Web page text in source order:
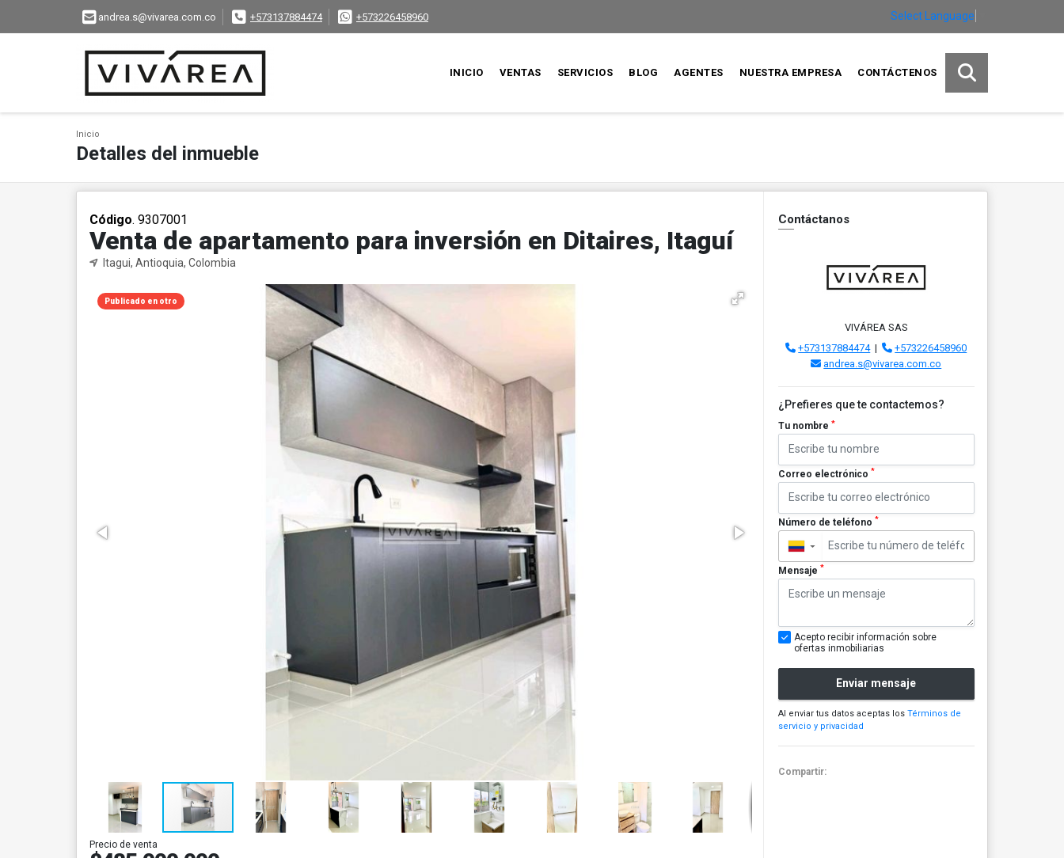
andrea.s@vivarea.com.co +573137884474 +573226458960 Select Language
INICIO VENTAS SERVICIOS BLOG AGENTES NUESTRA EMPRESA CONTÁCTENOS
Inicio
Detalles del inmueble
Código. 9307001
Venta de apartamento para inversión en Ditaires, Itaguí
Itagui, Antioquia, Colombia
Publicado en otro
Precio de venta
Contáctanos
VIVÁREA SAS
+573137884474|
+573226458960
andrea.s@vivarea.com.co
¿Prefieres que te contactemos?
Tu nombre *
Correo electrónico *
Número de teléfono *
▼
Mensaje *
Acepto recibir información sobre
ofertas inmobiliarias
Enviar mensaje
Al enviar tus datos aceptas los Términos de
servicio y privacidad
Compartir: